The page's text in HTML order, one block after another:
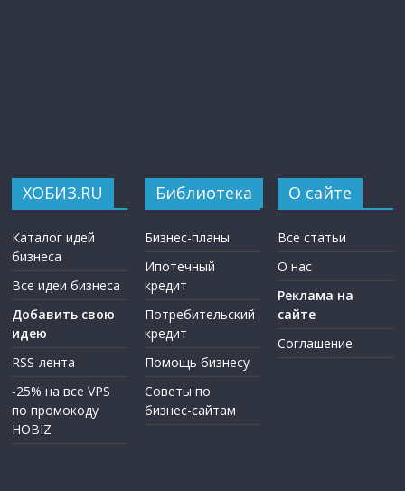
ХОБИЗ.RU
Каталог идей
бизнеса
Все идеи бизнеса
Добавить свою
идею
RSS-лента
-25% на все VPS
по промокоду
HOBIZ
Библиотека
Бизнес-планы
Ипотечный
кредит
Потребительский
кредит
Помощь бизнесу
Советы по
бизнес-сайтам
О сайте
Все статьи
О нас
Реклама на
сайте
Соглашение